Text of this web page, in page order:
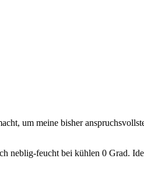
um meine bisher
neblig-feucht bei kühlen 0 Grad.